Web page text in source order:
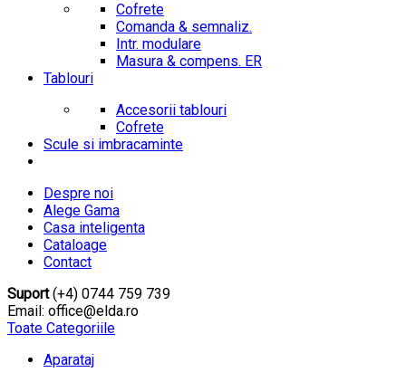
Cofrete
Comanda & semnaliz.
Intr. modulare
Masura & compens. ER
Tablouri
Accesorii tablouri
Cofrete
Scule si imbracaminte
Despre noi
Alege Gama
Casa inteligenta
Cataloage
Contact
Suport(+4) 0744 759 739
Email: office@elda.ro
Toate Categoriile
Aparataj